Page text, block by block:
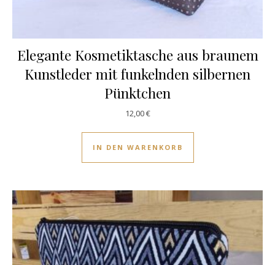
Elegante Kosmetiktasche aus braunem
Kunstleder mit funkelnden silbernen
Pünktchen
12,00€
IN DEN WARENKORB